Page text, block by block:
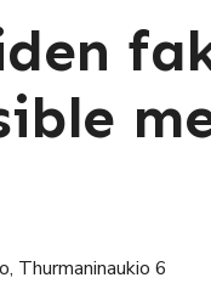
Thurmaninaukio 6